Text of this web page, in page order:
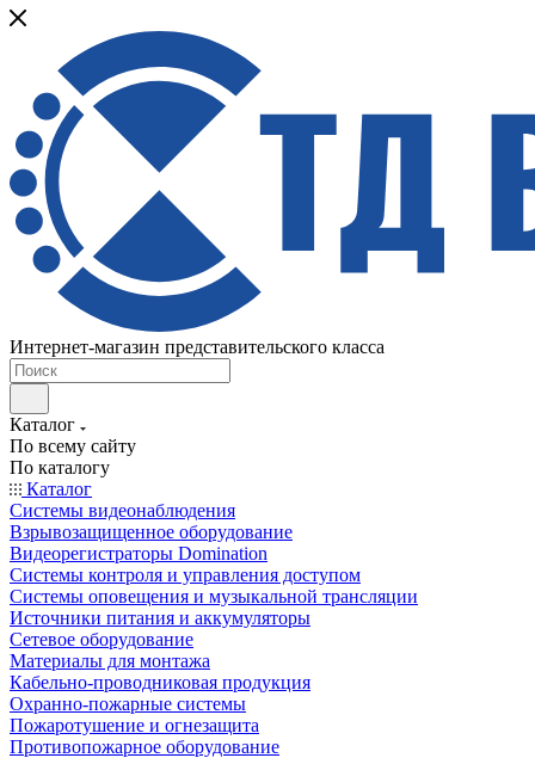
Интернет-магазин представительского класса
Каталог
По всему сайту
По каталогу
Каталог
Системы видеонаблюдения
Взрывозащищенное оборудование
Видеорегистраторы Domination
Системы контроля и управления доступом
Системы оповещения и музыкальной трансляции
Источники питания и аккумуляторы
Сетевое оборудование
Материалы для монтажа
Кабельно-проводниковая продукция
Охранно-пожарные системы
Пожаротушение и огнезащита
Противопожарное оборудование